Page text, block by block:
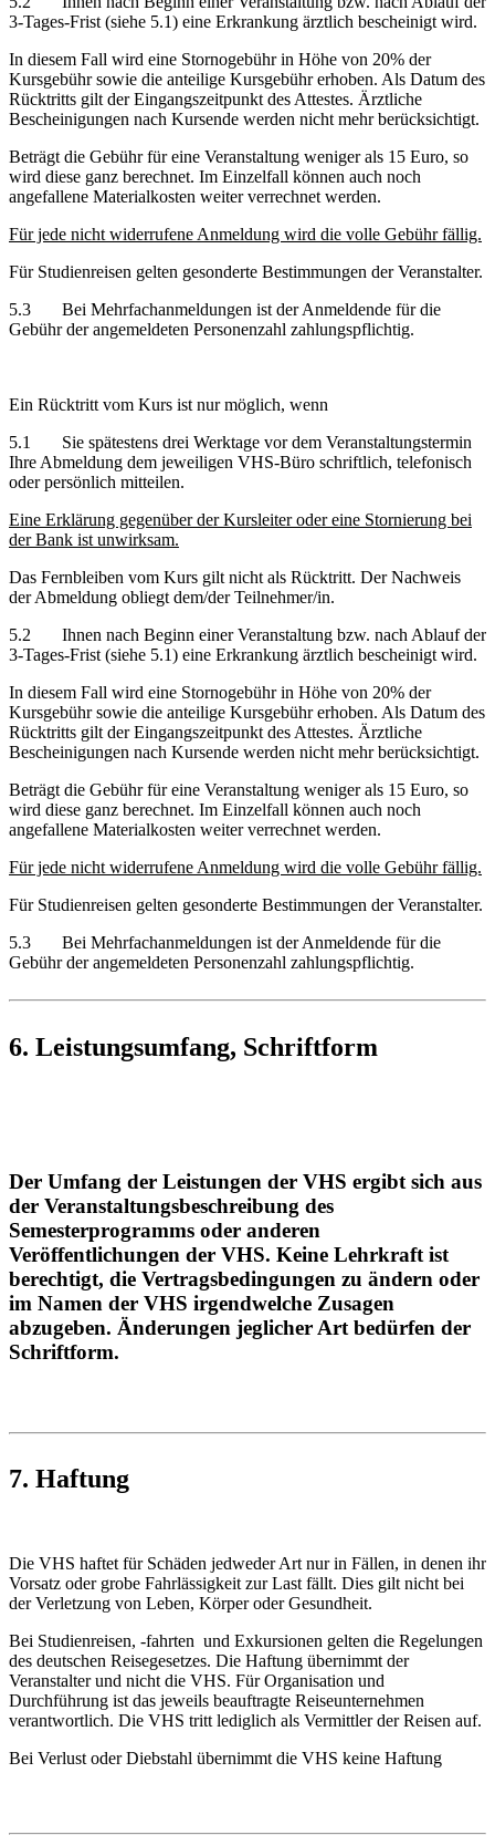
3-Tages-Frist (siehe 5.1) eine Erkrankung ärztlich bescheinigt wird.
In diesem Fall wird eine Stornogebühr in Höhe von 20% der
Kursgebühr sowie die anteilige Kursgebühr erhoben. Als Datum des
Rücktritts gilt der Eingangszeitpunkt des Attestes. Ärztliche
Bescheinigungen nach Kursende werden nicht mehr berücksichtigt.
Beträgt die Gebühr für eine Veranstaltung weniger als 15 Euro, so
wird diese ganz berechnet. Im Einzelfall können auch noch
angefallene Materialkosten weiter verrechnet werden.
Für jede nicht widerrufene Anmeldung wird die volle Gebühr fällig.
Für Studienreisen gelten gesonderte Bestimmungen der Veranstalter.
5.3 Bei Mehrfachanmeldungen ist der Anmeldende für die
Gebühr der angemeldeten Personenzahl zahlungspflichtig.
Ein Rücktritt vom Kurs ist nur möglich, wenn
5.1 Sie spätestens drei Werktage vor dem Veranstaltungstermin
Ihre Abmeldung dem jeweiligen VHS-Büro schriftlich, telefonisch
oder persönlich mitteilen.
Eine Erklärung gegenüber der Kursleiter oder eine Stornierung bei
der Bank ist unwirksam.
Das Fernbleiben vom Kurs gilt nicht als Rücktritt. Der Nachweis
der Abmeldung obliegt dem/der Teilnehmer/in.
5.2 Ihnen nach Beginn einer Veranstaltung bzw. nach Ablauf der
3-Tages-Frist (siehe 5.1) eine Erkrankung ärztlich bescheinigt wird.
In diesem Fall wird eine Stornogebühr in Höhe von 20% der
Kursgebühr sowie die anteilige Kursgebühr erhoben. Als Datum des
Rücktritts gilt der Eingangszeitpunkt des Attestes. Ärztliche
Bescheinigungen nach Kursende werden nicht mehr berücksichtigt.
Beträgt die Gebühr für eine Veranstaltung weniger als 15 Euro, so
wird diese ganz berechnet. Im Einzelfall können auch noch
angefallene Materialkosten weiter verrechnet werden.
Für jede nicht widerrufene Anmeldung wird die volle Gebühr fällig.
Für Studienreisen gelten gesonderte Bestimmungen der Veranstalter.
5.3 Bei Mehrfachanmeldungen ist der Anmeldende für die
Gebühr der angemeldeten Personenzahl zahlungspflichtig.
6. Leistungsumfang, Schriftform
Der Umfang der Leistungen der VHS ergibt sich aus
der Veranstaltungsbeschreibung des
Semesterprogramms oder anderen
Veröffentlichungen der VHS. Keine Lehrkraft ist
berechtigt, die Vertragsbedingungen zu ändern oder
im Namen der VHS irgendwelche Zusagen
abzugeben. Änderungen jeglicher Art bedürfen der
Schriftform.
7. Haftung
Die VHS haftet für Schäden jedweder Art nur in Fällen, in denen ihr
Vorsatz oder grobe Fahrlässigkeit zur Last fällt. Dies gilt nicht bei
der Verletzung von Leben, Körper oder Gesundheit.
Bei Studienreisen, -fahrten und Exkursionen gelten die Regelungen
des deutschen Reisegesetzes. Die Haftung übernimmt der
Veranstalter und nicht die VHS. Für Organisation und
Durchführung ist das jeweils beauftragte Reiseunternehmen
verantwortlich. Die VHS tritt lediglich als Vermittler der Reisen auf.
Bei Verlust oder Diebstahl übernimmt die VHS keine Haftung